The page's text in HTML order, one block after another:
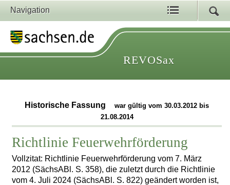
Navigation
REVOSax
Historische Fassung
war gültig vom 30.03.2012 bis
21.08.2014
Richtlinie Feuerwehrförderung
Vollzitat: Richtlinie Feuerwehrförderung vom 7. März
2012 (SächsABl. S. 358), die zuletzt durch die Richtlinie
vom 4. Juli 2024 (SächsABl. S. 822) geändert worden ist,